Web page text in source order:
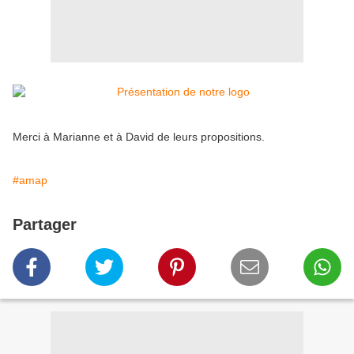
Merci à Marianne et à David de leurs propositions.
#amap
Partager